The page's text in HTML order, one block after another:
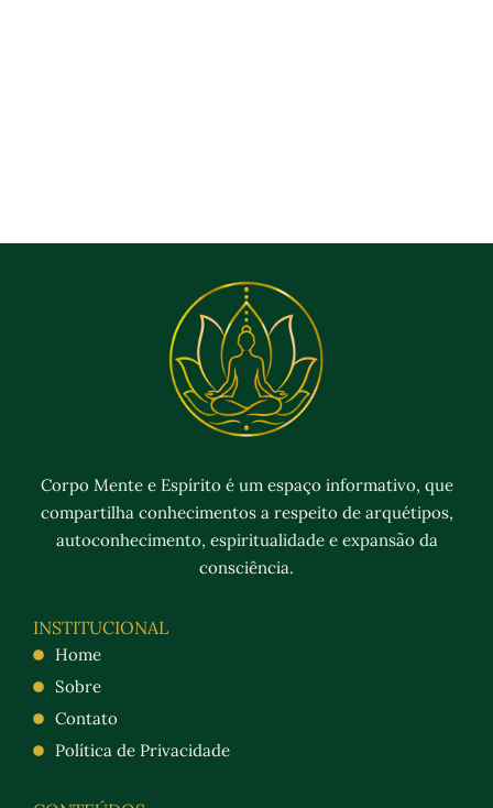
Corpo Mente e Espírito é um espaço informativo, que
compartilha conhecimentos a respeito de arquétipos,
autoconhecimento, espiritualidade e expansão da
consciência.
INSTITUCIONAL
Home
Sobre
Contato
Política de Privacidade